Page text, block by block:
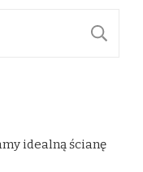
idealną ścianę